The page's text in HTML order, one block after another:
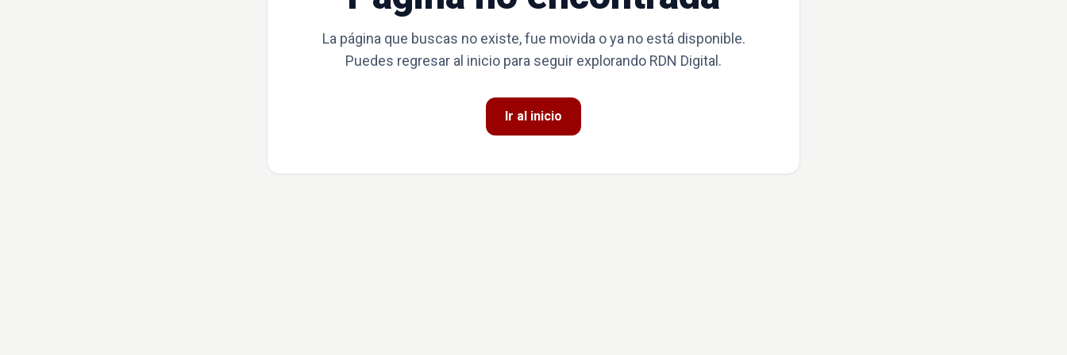
La página que buscas no existe, fue movida o ya no está disponible.
Puedes regresar al inicio para seguir explorando RDN Digital.
Ir al inicio